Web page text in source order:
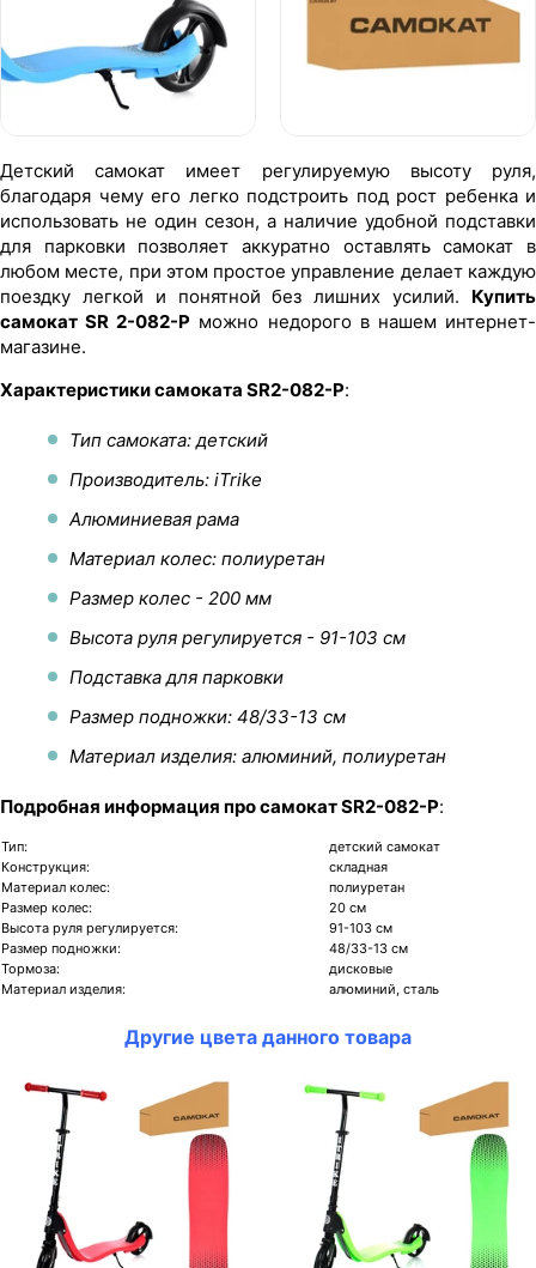
Детский самокат имеет регулируемую высоту руля,
благодаря чему его легко подстроить под рост ребенка и
использовать не один сезон, а наличие удобной подставки
для парковки позволяет аккуратно оставлять самокат в
любом месте, при этом простое управление делает каждую
поездку легкой и понятной без лишних усилий. Купить
самокат SR 2-082-P можно недорого в нашем интернет-
магазине.
Характеристики самоката SR2-082-P:
Тип самоката: детский
Производитель: iTrike
Алюминиевая рама
Материал колес: полиуретан
Размер колес - 200 мм
Высота руля регулируется - 91-103 см
Подставка для парковки
Размер подножки: 48/33-13 см
Материал изделия: алюминий, полиуретан
Подробная информация про самокат SR2-082-P:
Тип:
детский самокат
Конструкция:
складная
Материал колес:
полиуретан
Размер колес:
20 см
Высота руля регулируется:
91-103 см
Размер подножки:
48/33-13 см
Тормоза:
дисковые
Материал изделия:
алюминий, сталь
Другие цвета данного товара